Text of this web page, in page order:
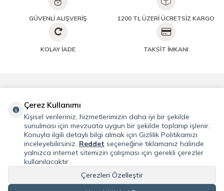
GÜVENLİ ALIŞVERİŞ 1200 TL ÜZERİ ÜCRETSİZ KARGO
KOLAY İADE TAKSİT İMKANI
Hızlı Erişim
Çerez Kullanımı
Kişisel verileriniz, hizmetlerimizin daha iyi bir şekilde
sunulması için mevzuata uygun bir şekilde toplanıp işlenir.
Konuyla ilgili detaylı bilgi almak için Gizlilik Politikamızı
inceleyebilirsiniz. Reddet seçeneğine tıklamanız halinde
yalnızca internet sitemizin çalışması için gerekli çerezler
kullanılacaktır.
Çerezleri Özelleştir